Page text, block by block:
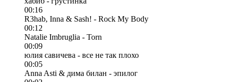
00:16
R3hab, Inna & Sash! - Rock My Body
00:12
Natalie Imbruglia - Torn
00:09
юлия савичева - все не так плохо
00:05
Anna Asti & дима билан - эпилог